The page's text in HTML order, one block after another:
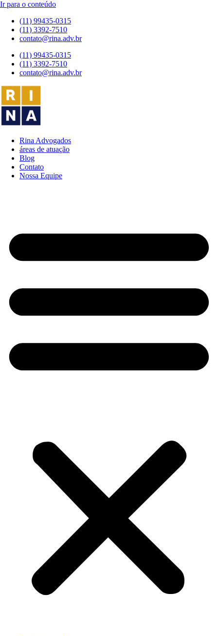
Ir para o conteúdo
(11) 99435-0315
(11) 3392-7510
contato@rina.adv.br
(11) 99435-0315
(11) 3392-7510
contato@rina.adv.br
Rina Advogados
áreas de atuação
Blog
Contato
Nossa Equipe